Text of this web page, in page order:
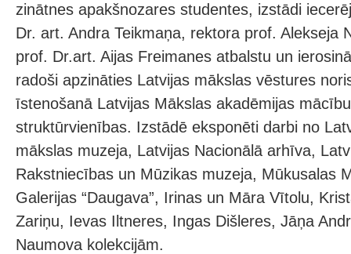
zinātnes apakšnozares studentes, izstādi
Dr. art. Andra Teikmaņa, rektora prof. Alekseja
prof. Dr.art. Aijas Freimanes atbalstu un
radoši apzināties Latvijas mākslas vēstures
īstenošanā Latvijas Mākslas akadēmijas
struktūrvienības. Izstādē eksponēti darbi no
mākslas muzeja, Latvijas Nacionālā arhīva,
Rakstniecības un Mūzikas muzeja, Mūkusalas
Galerijas “Daugava”, Irinas un Māra Vītolu,
Zariņu, Ievas Iltneres, Ingas Dišleres, Jāņa
Naumova kolekcijām.